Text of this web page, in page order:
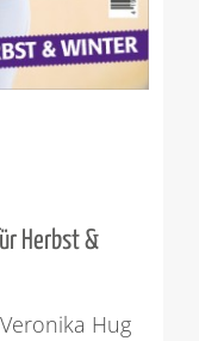
Herbst &
Hug